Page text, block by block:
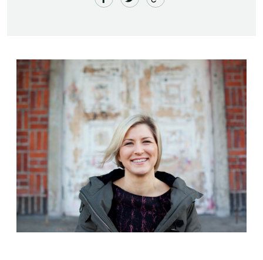
myös helatorstaina
-Naisten päivät ovat maanantai ja
torstai
-Miesten päivät tiistai, keskiviikko,
perjantai ja lauantai
-Kuukauden ensimmäinen lauantai on on
jaettu lauantai